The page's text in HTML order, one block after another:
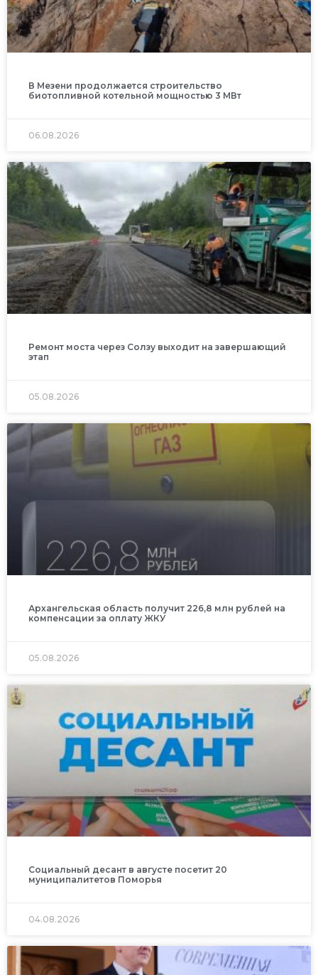
В Мезени продолжается строительство
биотопливной котельной мощностью 3 МВт
06.08.2026
Ремонт моста через Солзу выходит на завершающий
этап
05.08.2026
Архангельская область получит 226,8 млн рублей на
компенсации за оплату ЖКУ
05.08.2026
Социальный десант в августе посетит 20
муниципалитетов Поморья
04.08.2026